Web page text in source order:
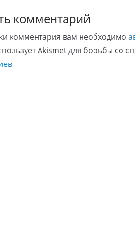
комментарий
комментария вам необходимо
Akismet для борьбы со
.